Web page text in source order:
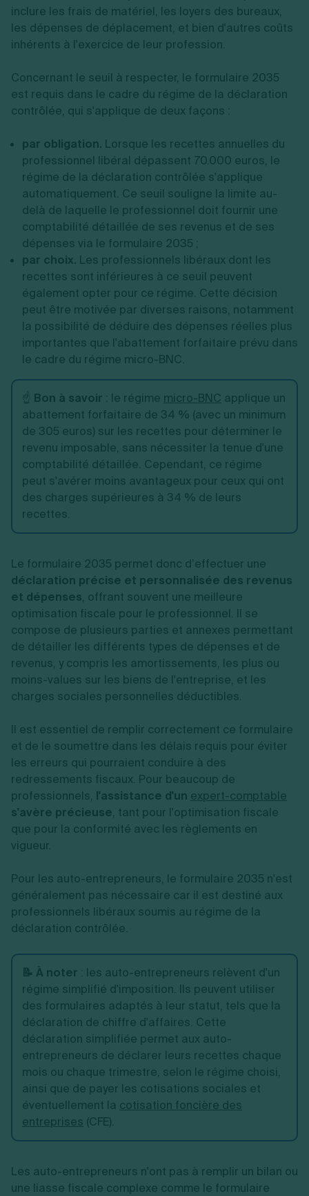
inclure les frais de matériel, les loyers des bureaux,
les dépenses de déplacement, et bien d'autres coûts
inhérents à l'exercice de leur profession.
Concernant le seuil à respecter, le formulaire 2035
est requis dans le cadre du régime de la déclaration
contrôlée, qui s'applique de deux façons :
par obligation. Lorsque les recettes annuelles du
professionnel libéral dépassent 70.000 euros, le
régime de la déclaration contrôlée s'applique
automatiquement. Ce seuil souligne la limite au-
delà de laquelle le professionnel doit fournir une
comptabilité détaillée de ses revenus et de ses
dépenses via le formulaire 2035 ;
par choix. Les professionnels libéraux dont les
recettes sont inférieures à ce seuil peuvent
également opter pour ce régime. Cette décision
peut être motivée par diverses raisons, notamment
la possibilité de déduire des dépenses réelles plus
importantes que l'abattement forfaitaire prévu dans
le cadre du régime micro-BNC.
☝️ Bon à savoir : le régime micro-BNC applique un
abattement forfaitaire de 34 % (avec un minimum
de 305 euros) sur les recettes pour déterminer le
revenu imposable, sans nécessiter la tenue d'une
comptabilité détaillée. Cependant, ce régime
peut s'avérer moins avantageux pour ceux qui ont
des charges supérieures à 34 % de leurs
recettes.
Le formulaire 2035 permet donc d’effectuer une
déclaration précise et personnalisée des revenus
et dépenses, offrant souvent une meilleure
optimisation fiscale pour le professionnel. Il se
compose de plusieurs parties et annexes permettant
de détailler les différents types de dépenses et de
revenus, y compris les amortissements, les plus ou
moins-values sur les biens de l'entreprise, et les
charges sociales personnelles déductibles.
Il est essentiel de remplir correctement ce formulaire
et de le soumettre dans les délais requis pour éviter
les erreurs qui pourraient conduire à des
redressements fiscaux. Pour beaucoup de
professionnels, l'assistance d'un expert-comptable
s'avère précieuse, tant pour l'optimisation fiscale
que pour la conformité avec les règlements en
vigueur.
Pour les auto-entrepreneurs, le formulaire 2035 n'est
généralement pas nécessaire car il est destiné aux
professionnels libéraux soumis au régime de la
déclaration contrôlée.
📝 À noter : les auto-entrepreneurs relèvent d'un
régime simplifié d'imposition. Ils peuvent utiliser
des formulaires adaptés à leur statut, tels que la
déclaration de chiffre d'affaires. Cette
déclaration simplifiée permet aux auto-
entrepreneurs de déclarer leurs recettes chaque
mois ou chaque trimestre, selon le régime choisi,
ainsi que de payer les cotisations sociales et
éventuellement la cotisation foncière des
entreprises (CFE).
Les auto-entrepreneurs n'ont pas à remplir un bilan ou
une liasse fiscale complexe comme le formulaire